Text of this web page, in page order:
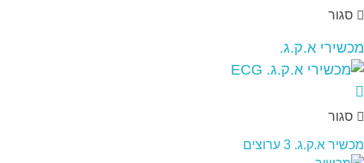
סגור
מכשירי א.ק.ג.
סגור
מכשיר א.ק.ג. 3 ערוצים